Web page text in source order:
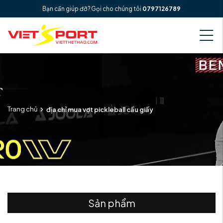
Bạn cần giúp đỡ? Gọi cho chúng tôi 0797126789
Trang chủ địa chỉ mua vợt pickleball cầu giấy
Sản phẩm